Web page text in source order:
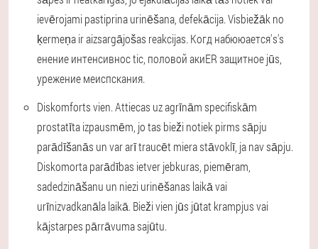
ievērojami pastiprina urinēšana, defekācija. Visbiežāk no
ķermeņa ir aizsargājošas reakcijas. Когд набююается's's
енение интенсивнос tic, половой акиER защитное jūs,
урежение меиспскания.
Diskomforts vien.Attiecas uz agrīnām specifiskām
prostatīta izpausmēm, jo tas bieži notiek pirms sāpju
parādīšanās un var arī traucēt miera stāvoklī, ja nav sāpju.
Diskomorta parādības ietver jebkuras, piemēram,
sadedzināšanu un niezi urinēšanas laikā vai
urīnizvadkanāla laikā. Bieži vien jūs jūtat krampjus vai
kājstarpes pārrāvuma sajūtu.